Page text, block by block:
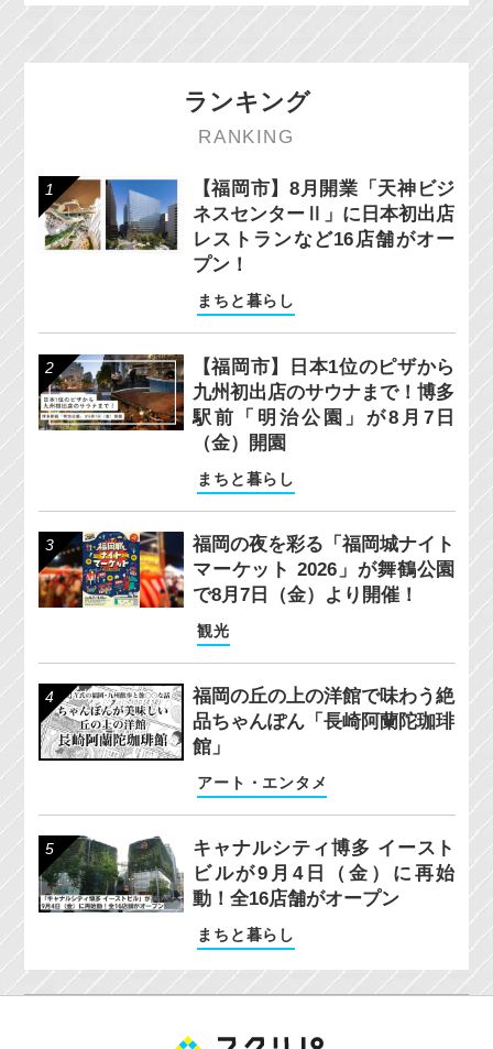
ランキング
RANKING
【福岡市】8月開業「天神ビジ
ネスセンターⅡ」に日本初出店
レストランなど16店舗がオー
プン！
まちと暮らし
【福岡市】日本1位のピザから
九州初出店のサウナまで！博多
駅前「明治公園」が8月7日
（金）開園
まちと暮らし
福岡の夜を彩る「福岡城ナイト
マーケット 2026」が舞鶴公園
で8月7日（金）より開催！
観光
福岡の丘の上の洋館で味わう絶
品ちゃんぽん「長崎阿蘭陀珈琲
館」
アート・エンタメ
キャナルシティ博多 イースト
ビルが9月4日（金）に再始
動！全16店舗がオープン
まちと暮らし